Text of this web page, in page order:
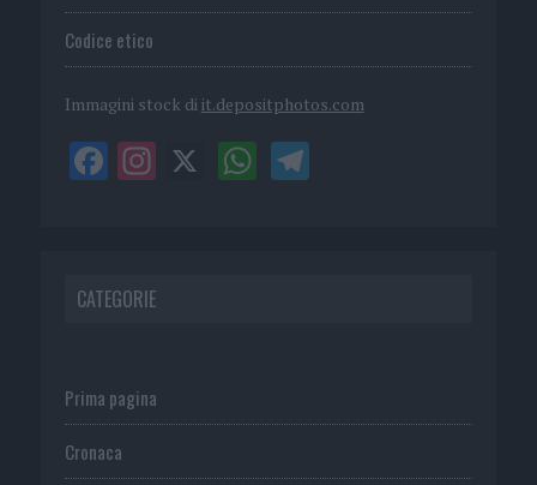
Codice etico
Immagini stock di it.depositphotos.com
CATEGORIE
Prima pagina
Cronaca